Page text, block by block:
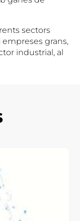
sectors
empreses grans,
industrial, al